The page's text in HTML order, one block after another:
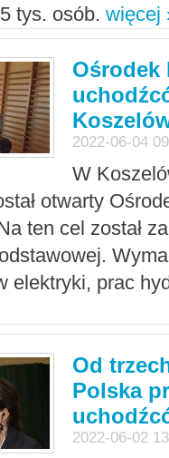
tys. osób. więcej
Ośrodek
2022-06-04
W
otwarty
ten cel został
elektryki, prac
Od
Polska
2022-06-02